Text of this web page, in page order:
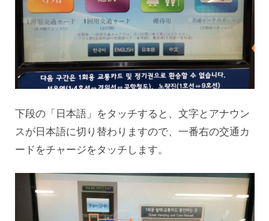
下段の「日本語」をタッチすると、文字とアナウン
スが日本語に切り替わりますので、一番右の交通カ
ードをチャージをタッチします。